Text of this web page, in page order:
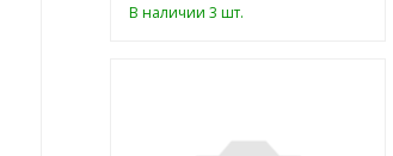
В наличии 3 шт.